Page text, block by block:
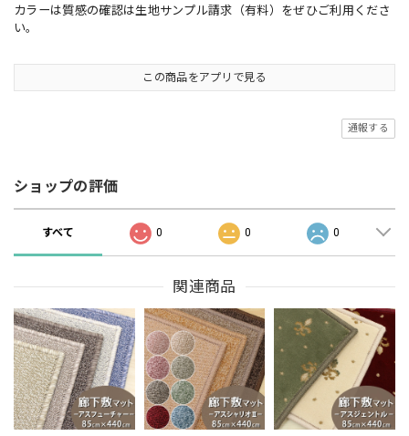
カラーは質感の確認は生地サンプル請求（有料）をぜひご利用くださ
い。
この商品をアプリで見る
通報する
ショップの評価
すべて 0 0 0
関連商品